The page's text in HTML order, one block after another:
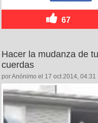
67
Hacer la mudanza de
cuerdas
por Anónimo el 17 oct 2014, 04:31